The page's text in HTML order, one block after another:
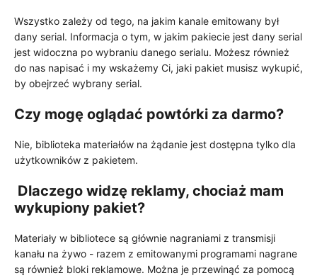
Wszystko zależy od tego, na jakim kanale emitowany był
dany serial. Informacja o tym, w jakim pakiecie jest dany serial
jest widoczna po wybraniu danego serialu. Możesz również
do nas napisać i my wskażemy Ci, jaki pakiet musisz wykupić,
by obejrzeć wybrany serial.
Czy mogę oglądać powtórki za darmo?
Nie, biblioteka materiałów na żądanie jest dostępna tylko dla
użytkowników z pakietem.
Dlaczego widzę reklamy, chociaż mam
wykupiony pakiet?
Materiały w bibliotece są głównie nagraniami z transmisji
kanału na żywo - razem z emitowanymi programami nagrane
są również bloki reklamowe. Można je przewinąć za pomocą